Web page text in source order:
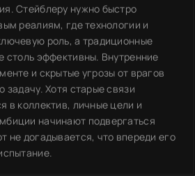
Стейблеру нужно быстро
реалиям, где технологии и
роль, а традиционные
столь эффективны. Внутренние
и скрытые угрозы от врагов
задачу. Хотя старые связи
в коллектив, личные цели и
начинают подвергаться
не догадывается, что впереди его